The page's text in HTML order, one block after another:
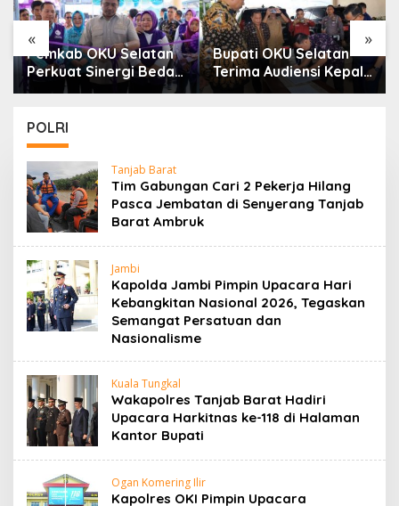
« »
Pemkab OKU Selatan
Perkuat Sinergi Bedah
Rumah Dan
6 SPM
Bupati OKU Selatan
Terima Audiensi Kepala
Samsat, Perkuat
POLRI
Tanjab Barat
Tim Gabungan Cari 2 Pekerja Hilang
Pasca Jembatan di Senyerang Tanjab
Barat Ambruk
Jambi
Kapolda Jambi Pimpin Upacara Hari
Kebangkitan Nasional 2026, Tegaskan
Semangat Persatuan dan
Nasionalisme
Kuala Tungkal
Wakapolres Tanjab Barat Hadiri
Upacara Harkitnas ke-118 di Halaman
Kantor Bupati
Ogan Komering Ilir
Kapolres OKI Pimpin Upacara